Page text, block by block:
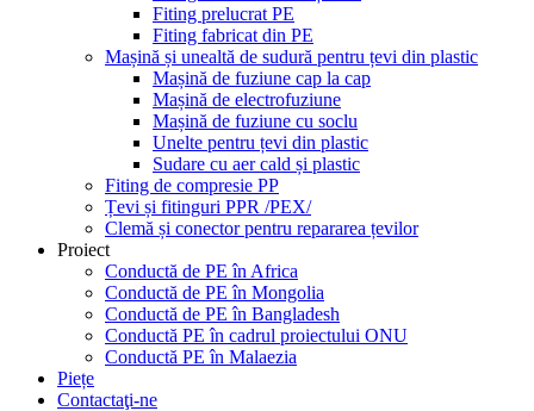
Fiting prelucrat PE
Fiting fabricat din PE
Mașină și unealtă de sudură pentru țevi din plastic
Mașină de fuziune cap la cap
Mașină de electrofuziune
Mașină de fuziune cu soclu
Unelte pentru țevi din plastic
Sudare cu aer cald și plastic
Fiting de compresie PP
Țevi și fitinguri PPR /PEX/
Clemă și conector pentru repararea țevilor
Proiect
Conductă de PE în Africa
Conductă de PE în Mongolia
Conductă de PE în Bangladesh
Conductă PE în cadrul proiectului ONU
Conductă PE în Malaezia
Piețe
Contactaţi-ne